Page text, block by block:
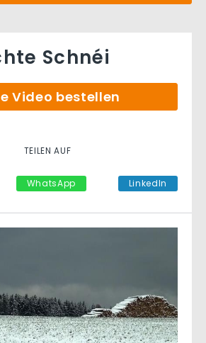
Schnéi
Video bestellen
TEILEN AUF
WhatsApp LinkedIn